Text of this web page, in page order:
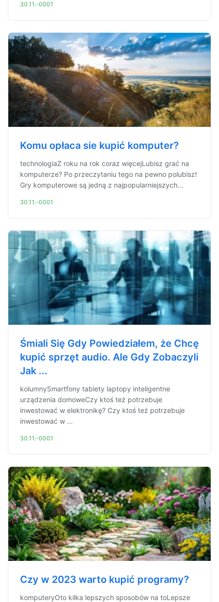
30.11.-0001
Komu opłaca sie kupić komputer?
technologiaZ roku na rok coraz więcejLubisz grać na
komputerze? Po przeczytaniu tego na pewno polubisz!
Gry komputerowe są jedną z najpopularniejszych...
30.11.-0001
Śmiali Się Gdy Powiedziałem, że Chcę
kupić sprzęt audio. Ale Gdy Zobaczyli
Jak ...
kolumnySmartfony tablety laptopy inteligentne
urządzenia domoweCzy ktoś też potrzebuje
inwestować w elektronikę? Czy ktoś też potrzebuje
inwestować w ...
30.11.-0001
Czy w 2023 warto kupić programy?
komputeryOto kilka lepszych sposobów na toLepsze